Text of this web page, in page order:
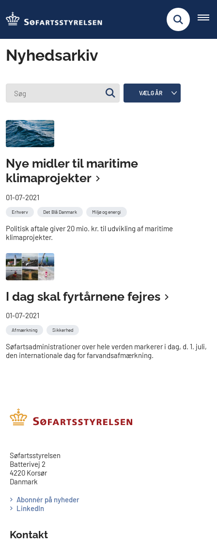
Nyhedsarkiv
Nye midler til maritime
klimaprojekter
01-07-2021
Erhverv Det Blå Danmark Miljø og energi
Politisk aftale giver 20 mio. kr. til udvikling af maritime
klimaprojekter.
I dag skal fyrtårnene fejres
01-07-2021
Afmærkning Sikkerhed
Søfartsadministrationer over hele verden markerer i dag, d. 1. juli,
den internationale dag for farvandsafmærkning.
​​Søfartsstyrelsen
Batterivej 2
4220 Korsør
Danmark
Abonnér på nyheder
LinkedIn
Kontakt